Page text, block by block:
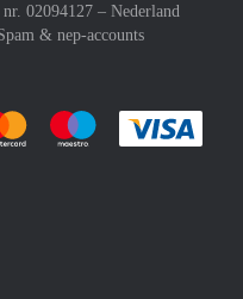
02094127 – Nederland
& nep-accounts
gemakkelijk af met Paypal
Je rekent gemakkelijk af met
Je rekent